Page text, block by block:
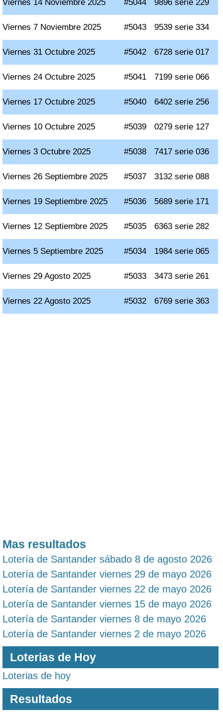
Viernes 14 Noviembre 2025 #5044 9896 serie 229
Viernes 7 Noviembre 2025 #5043 9539 serie 334
Viernes 31 Octubre 2025 #5042 6728 serie 017
Viernes 24 Octubre 2025 #5041 7199 serie 066
Viernes 17 Octubre 2025 #5040 6402 serie 256
Viernes 10 Octubre 2025 #5039 0279 serie 127
Viernes 3 Octubre 2025 #5038 7417 serie 036
Viernes 26 Septiembre 2025 #5037 3132 serie 088
Viernes 19 Septiembre 2025 #5036 5689 serie 171
Viernes 12 Septiembre 2025 #5035 6363 serie 282
Viernes 5 Septiembre 2025 #5034 1984 serie 065
Viernes 29 Agosto 2025 #5033 3473 serie 261
Viernes 22 Agosto 2025 #5032 6769 serie 363
Mas resultados
Lotería de Santander sábado 8 de agosto 2026
Lotería de Santander viernes 29 de mayo 2026
Lotería de Santander viernes 22 de mayo 2026
Lotería de Santander viernes 15 de mayo 2026
Lotería de Santander viernes 8 de mayo 2026
Lotería de Santander viernes 2 de mayo 2026
Loterias de Hoy
Loterias de hoy
Resultados